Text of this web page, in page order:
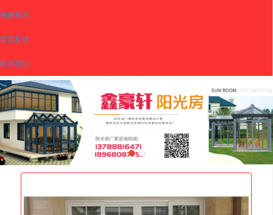
画册展示
留言反馈
联系我们